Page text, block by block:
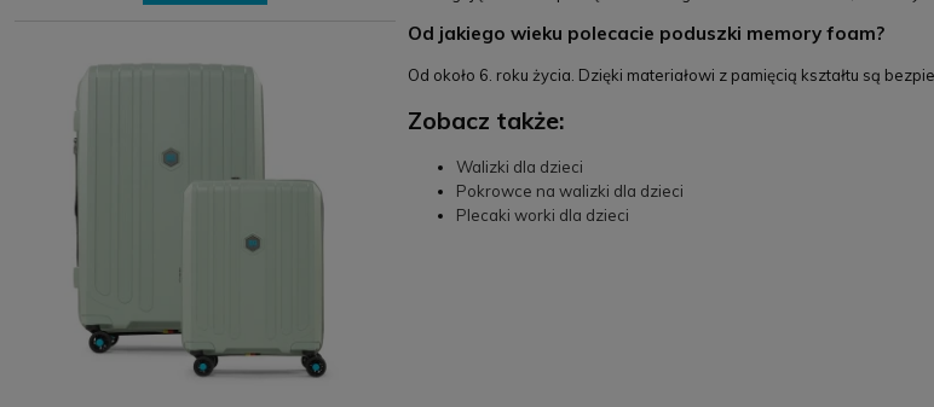
Od jakiego wieku polecacie poduszki memory foam?
Od około 6. roku życia. Dzięki materiałowi z pamięcią kształtu są
Zobacz także:
Walizki dla dzieci
Pokrowce na walizki dla dzieci
Plecaki worki dla dzieci